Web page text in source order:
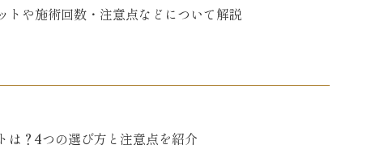
トや施術回数・注意点などについて解説
は？4つの選び方と注意点を紹介